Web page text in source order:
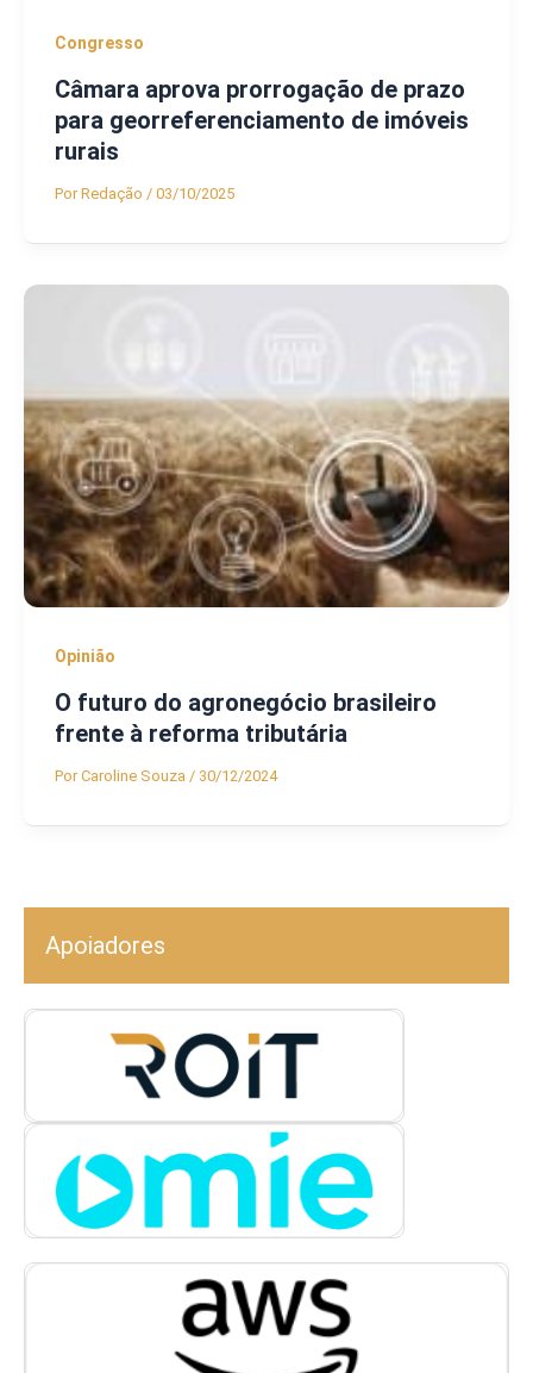
Congresso
Câmara aprova prorrogação de prazo
para georreferenciamento de imóveis
rurais
PorRedação / 03/10/2025
Opinião
O futuro do agronegócio brasileiro
frente à reforma tributária
PorCaroline Souza / 30/12/2024
Apoiadores